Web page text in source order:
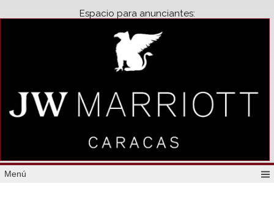
Espacio para anunciantes:
Menú